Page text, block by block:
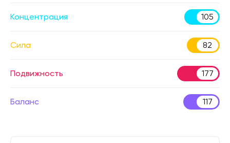
Концентрация 105
Сила 82
Подвижность 177
Баланс 117